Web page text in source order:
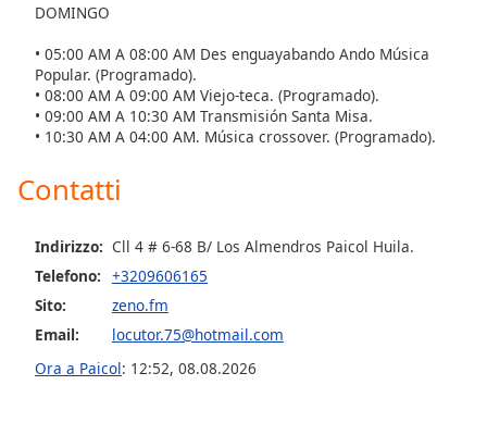
DOMINGO
• 05:00 AM A 08:00 AM Des enguayabando Ando Música
Popular. (Programado).
• 08:00 AM A 09:00 AM Viejo-teca. (Programado).
• 09:00 AM A 10:30 AM Transmisión Santa Misa.
• 10:30 AM A 04:00 AM. Música crossover. (Programado).
Contatti
Indirizzo: Cll 4 # 6-68 B/ Los Almendros Paicol Huila.
Telefono: +3209606165
Sito:
zeno.fm
Email:
locutor.75@hotmail.com
Ora a Paicol: 12:52, 08.08.2026